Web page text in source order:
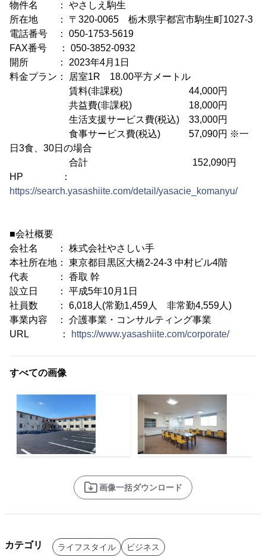
物件名 ： やさしえ駒生
所在地 ： 〒320-0065 栃木県宇都宮市駒生町1027-3
電話番号 ： 050-1753-5619
FAX番号 ： 050-3852-0932
開所 ： 2023年4月1日
料金プラン： 居室1R 18.00平方メートル
賃料(非課税) 44,000円
共益費(非課税) 18,000円
生活支援サービス費(税込) 33,000円
食事サービス費(税込) 57,090円 ※一
日3食、30日の場合
合計 152,090円
HP ：
https://search.yasashiite.com/detail/yasacie_komanyu/
■会社概要
会社名 ： 株式会社やさしい手
本社所在地： 東京都目黒区大橋2-24-3 中村ビル4階
代表 ： 香取 幹
設立日 ： 平成5年10月1日
社員数 ： 6,018人(常勤1,459人 非常勤4,559人)
事業内容 ： 介護事業・コンサルティング事業
URL ：
https://www.yasashiite.com/corporate/
すべての画像
画像一括ダウンロード
カテゴリ ライフスタイル ビジネス